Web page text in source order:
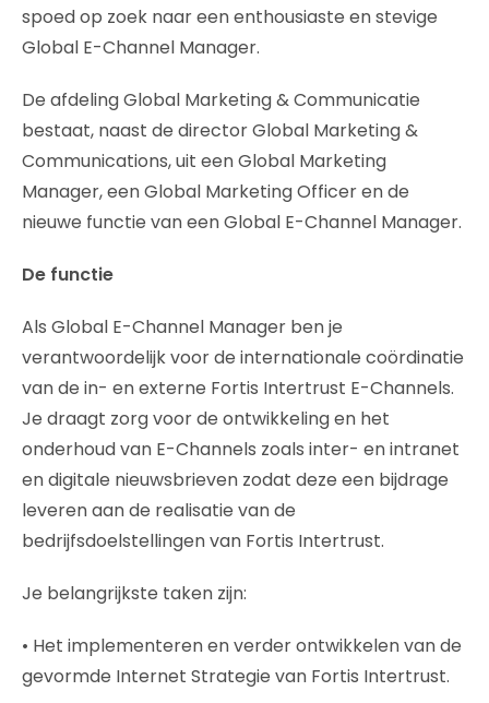
spoed op zoek naar een enthousiaste en stevige
Global E-Channel Manager.
De afdeling Global Marketing & Communicatie
bestaat, naast de director Global Marketing &
Communications, uit een Global Marketing
Manager, een Global Marketing Officer en de
nieuwe functie van een Global E-Channel Manager.
De functie
Als Global E-Channel Manager ben je
verantwoordelijk voor de internationale coördinatie
van de in- en externe Fortis Intertrust E-Channels.
Je draagt zorg voor de ontwikkeling en het
onderhoud van E-Channels zoals inter- en intranet
en digitale nieuwsbrieven zodat deze een bijdrage
leveren aan de realisatie van de
bedrijfsdoelstellingen van Fortis Intertrust.
Je belangrijkste taken zijn:
• Het implementeren en verder ontwikkelen van de
gevormde Internet Strategie van Fortis Intertrust.